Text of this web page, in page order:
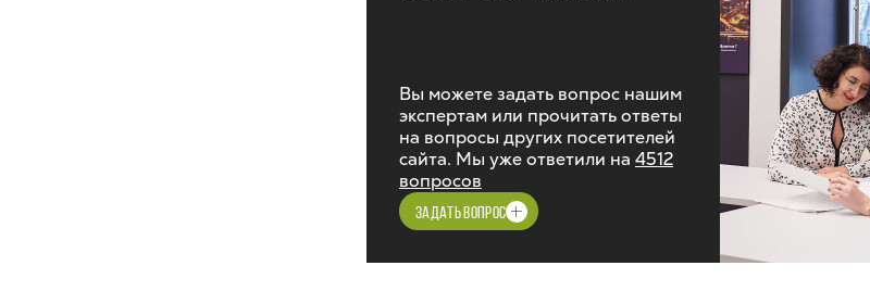
Вы можете задать вопрос нашим
экспертам или прочитать ответы
на вопросы других посетителей
сайта. Мы уже ответили на 4512
вопросов
ЗАДАТЬ ВОПРОС